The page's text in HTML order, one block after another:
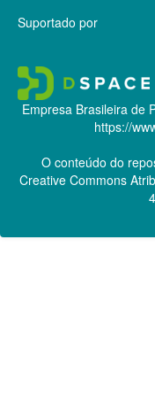
Suportado por
Empresa Brasileira de
https://
O conteúdo do
Creative Commons